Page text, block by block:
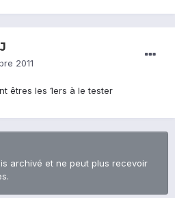
2011
êtres les 1ers à le tester
archivé et ne peut plus recevoir